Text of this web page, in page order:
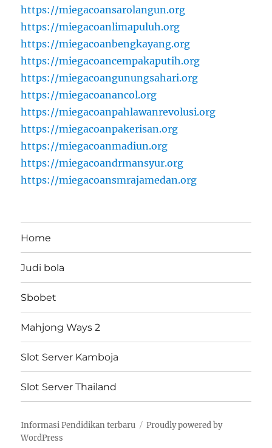
https://miegacoansarolangun.org
https://miegacoanlimapuluh.org
https://miegacoanbengkayang.org
https://miegacoancempakaputih.org
https://miegacoangunungsahari.org
https://miegacoanancol.org
https://miegacoanpahlawanrevolusi.org
https://miegacoanpakerisan.org
https://miegacoanmadiun.org
https://miegacoandrmansyur.org
https://miegacoansmrajamedan.org
Home
Judi bola
Sbobet
Mahjong Ways 2
Slot Server Kamboja
Slot Server Thailand
Informasi Pendidikan terbaru
Proudly powered by
WordPress